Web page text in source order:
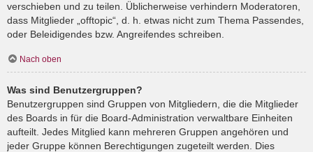
verschieben und zu teilen. Üblicherweise verhindern Moderatoren,
dass Mitglieder „offtopic“, d. h. etwas nicht zum Thema Passendes,
oder Beleidigendes bzw. Angreifendes schreiben.
Nach oben
Was sind Benutzergruppen?
Benutzergruppen sind Gruppen von Mitgliedern, die die Mitglieder
des Boards in für die Board-Administration verwaltbare Einheiten
aufteilt. Jedes Mitglied kann mehreren Gruppen angehören und
jeder Gruppe können Berechtigungen zugeteilt werden. Dies